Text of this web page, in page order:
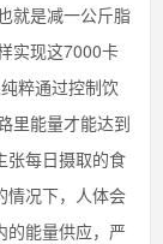
就是减一公斤脂
实现这7000卡
粹通过控制饮
里能量才能达到
张每日摄取的食
情况下，人体会
的能量供应，严